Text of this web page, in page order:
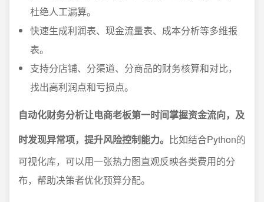
杜绝人工漏算。
快速生成利润表、现金流量表、成本分析等多维报
表。
支持分店铺、分渠道、分商品的财务核算和对比，
找出高利润点和亏损点。
自动化财务分析让电商老板第一时间掌握资金流向，及
时发现异常项，提升风险控制能力。 比如结合Python的
可视化库，可以用一张热力图直观反映各类费用的分
布，帮助决策者优化预算分配。